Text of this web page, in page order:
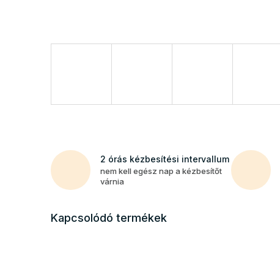
2 órás kézbesítési intervallum
nem kell egész nap a kézbesítőt
várnia
Kapcsolódó termékek